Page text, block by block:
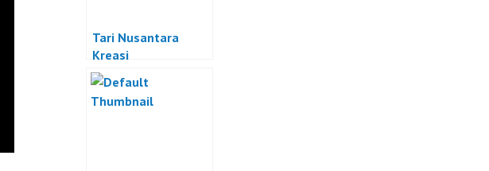
Tari Nusantara
Kreasi